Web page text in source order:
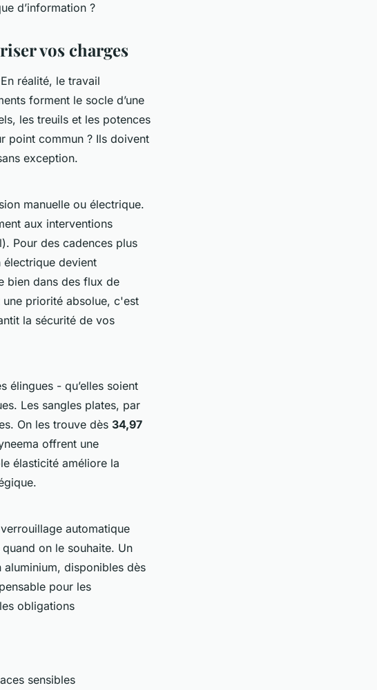
d’information ?
vos charges
réalité, le travail
forment le socle d’une
les treuils et les potences
point commun ? Ils doivent
exception.
manuelle ou électrique.
aux interventions
Pour des cadences plus
électrique devient
bien dans des flux de
priorité absolue, c'est
la sécurité de vos
élingues - qu’elles soient
Les sangles plates, par
On les trouve dès 34,97
offrent une
élasticité améliore la
automatique
on le souhaite. Un
aluminium, disponibles dès
pour les
obligations
sensibles